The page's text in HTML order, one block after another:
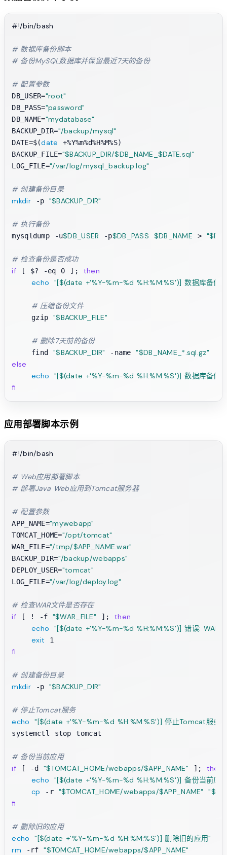
#!/bin/bash
# 数据库备份脚本
# 备份MySQL数据库并保留最近7天的备份
# 配置参数
DB_USER="root"
DB_PASS="password"
DB_NAME="mydatabase"
BACKUP_DIR="/backup/mysql"
DATE=$(date +%Y%m%d%H%M%S)
BACKUP_FILE="$BACKUP_DIR/$DB_NAME_$DATE.sql"
LOG_FILE="/var/log/mysql_backup.log"
# 创建备份目录
mkdir -p "$BACKUP_DIR"
# 执行备份
mysqldump -u$DB_USER -p$DB_PASS $DB_NAME > "
# 检查备份是否成功
if [ $? -eq 0 ]; then
echo
"[$(date +'%Y-%m-%d %H:%M:%S')] 数据库备份
# 压缩备份文件
    gzip
"$BACKUP_FILE"
# 删除7天前的备份
    find
"$BACKUP_DIR" -name "$DB_NAME_ *.sql.gz"
else
echo
"[$(date +'%Y-%m-%d %H:%M:%S')] 数据库备份
fi
应用部署脚本示例
#!/bin/bash
# Web应用部署脚本
# 部署Java Web应用到Tomcat服务器
# 配置参数
APP_NAME="mywebapp"
TOMCAT_HOME="/opt/tomcat"
WAR_FILE="/tmp/$APP_NAME.war"
BACKUP_DIR="/backup/webapps"
DEPLOY_USER="tomcat"
LOG_FILE="/var/log/deploy.log"
# 检查WAR文件是否存在
if [ ! -f "$WAR_FILE" ]; then
echo
"[$(date +'%Y-%m-%d %H:%M:%S')] 错误: WAR
exit
fi
# 创建备份目录
mkdir -p "$BACKUP_DIR"
# 停止Tomcat服务
echo
"[$(date +'%Y-%m-%d %H:%M:%S')] 停止Tomcat服务"
systemctl stop tomcat
# 备份当前应用
if [ -d "$TOMCAT_HOME/webapps/$APP_NAME" ]; then
echo
"[$(date +'%Y-%m-%d %H:%M:%S')] 备份当前应
cp
-r "$TOMCAT_HOME/webapps/$APP_NAME" "
fi
# 删除旧的应用
echo
"[$(date +'%Y-%m-%d %H:%M:%S')] 删除旧的应用"
rm -rf "$TOMCAT_HOME/webapps/$APP_NAME"